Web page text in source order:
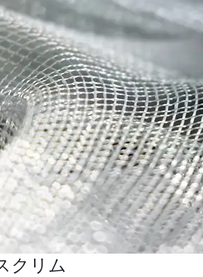
クリム